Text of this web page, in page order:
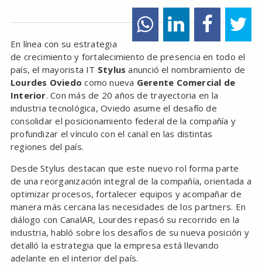
En línea con su estrategia
de crecimiento y fortalecimiento de presencia en todo el
país, el mayorista IT Stylus anunció el nombramiento de
Lourdes Oviedo como nueva Gerente Comercial de
Interior. Con más de 20 años de trayectoria en la
industria tecnológica, Oviedo asume el desafío de
consolidar el posicionamiento federal de la compañía y
profundizar el vínculo con el canal en las distintas
regiones del país.
Desde Stylus destacan que este nuevo rol forma parte
de una reorganización integral de la compañía, orientada a
optimizar procesos, fortalecer equipos y acompañar de
manera más cercana las necesidades de los partners. En
diálogo con CanalAR, Lourdes repasó su recorrido en la
industria, habló sobre los desafíos de su nueva posición y
detalló la estrategia que la empresa está llevando
adelante en el interior del país.